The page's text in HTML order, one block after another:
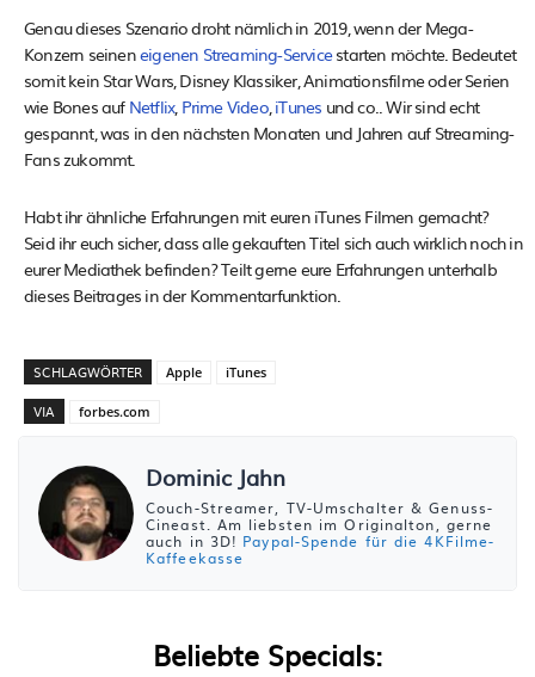
Genau dieses Szenario droht nämlich in 2019, wenn der Mega-
Konzern seineneigenen Streaming-Servicestarten möchte. Bedeutet
somit kein Star Wars, Disney Klassiker, Animationsfilme oder Serien
wie Bones auf Netflix, Prime Video,iTunes und co.. Wir sind echt
gespannt, was in den nächsten Monaten und Jahren auf Streaming-
Fans zukommt.
Habt ihr ähnliche Erfahrungen mit euren iTunes Filmen gemacht?
Seid ihr euch sicher, dass alle gekauften Titel sich auch wirklich noch in
eurer Mediathek befinden? Teilt gerne eure Erfahrungen unterhalb
dieses Beitrages in der Kommentarfunktion.
SCHLAGWÖRTER Apple iTunes
VIA forbes.com
Dominic Jahn
Couch-Streamer, TV-Umschalter & Genuss-
Cineast. Am liebsten im Originalton, gerne
auch in 3D! Paypal-Spende für die 4KFilme-
Kaffeekasse
Beliebte Specials: